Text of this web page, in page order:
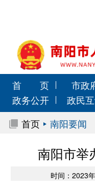
首 页 市政
政务公开
政民
首页
南阳要闻
南阳市举
时间：2023